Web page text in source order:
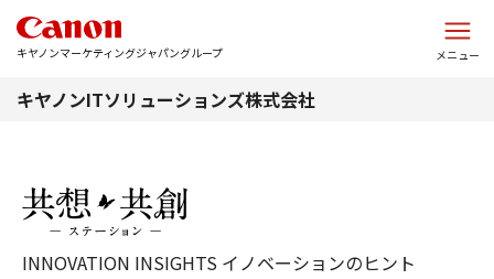
キヤノンマーケティングジャパングループ メニュー
キヤノンITソリューションズ株式会社
INNOVATION INSIGHTS イノベーションのヒント